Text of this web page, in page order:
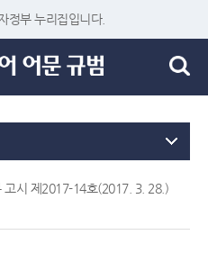
정부 누리집입니다.
고시 제2017-14호(2017. 3. 28.)